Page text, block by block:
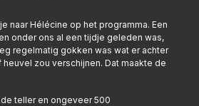
naar Hélécine op het programma. Een
onder ons al een tijdje geleden was,
regelmatig gokken was wat er achter
zou verschijnen. Dat maakte de
teller en ongeveer 500